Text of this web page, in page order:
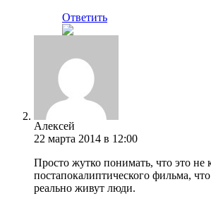
Ответить
Алексей
22 марта 2014 в 12:00
Просто жутко понимать, что это не
постапокалиптического фильма,
реально живут люди.